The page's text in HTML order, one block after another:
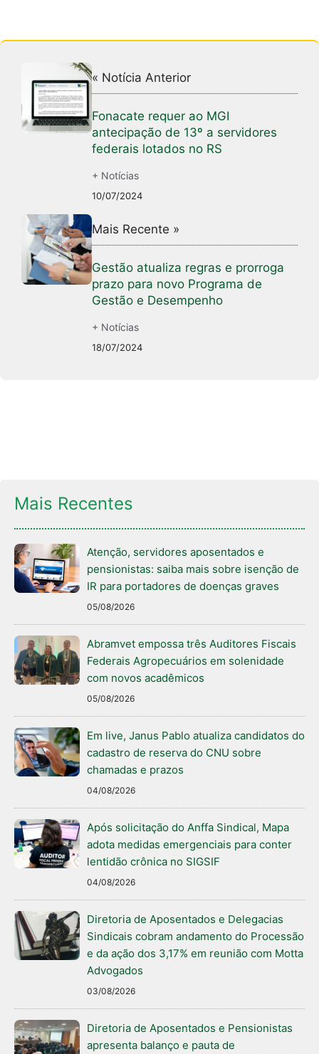
« Notícia Anterior
Fonacate requer ao MGI
antecipação de 13º a servidores
federais lotados no RS
+ Notícias
10/07/2024
Mais Recente »
Gestão atualiza regras e prorroga
prazo para novo Programa de
Gestão e Desempenho
+ Notícias
18/07/2024
Mais Recentes
Atenção, servidores aposentados e
pensionistas: saiba mais sobre isenção de
IR para portadores de doenças graves
05/08/2026
Abramvet empossa três Auditores Fiscais
Federais Agropecuários em solenidade
com novos acadêmicos
05/08/2026
Em live, Janus Pablo atualiza candidatos do
cadastro de reserva do CNU sobre
chamadas e prazos
04/08/2026
Após solicitação do Anffa Sindical, Mapa
adota medidas emergenciais para conter
lentidão crônica no SIGSIF
04/08/2026
Diretoria de Aposentados e Delegacias
Sindicais cobram andamento do Processão
e da ação dos 3,17% em reunião com Motta
Advogados
03/08/2026
Diretoria de Aposentados e Pensionistas
apresenta balanço e pauta de